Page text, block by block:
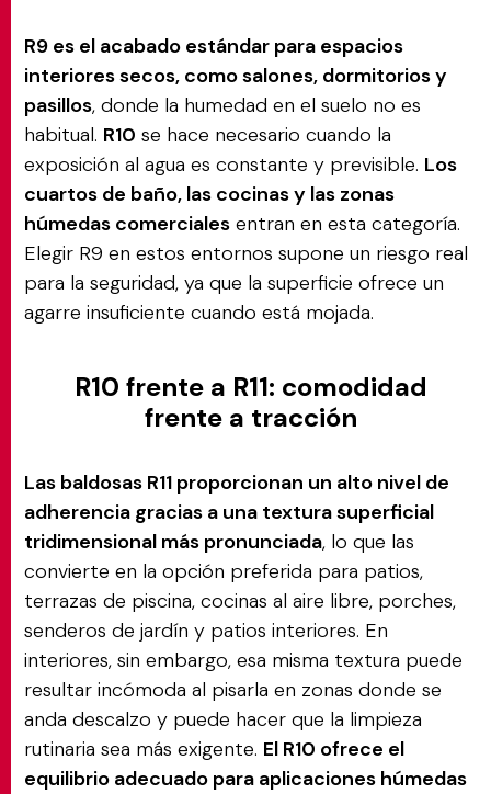
R9 es el acabado estándar para espacios
interiores secos, como salones, dormitorios y
pasillos, donde la humedad en el suelo no es
habitual. R10 se hace necesario cuando la
exposición al agua es constante y previsible. Los
cuartos de baño, las cocinas y las zonas
húmedas comerciales entran en esta categoría.
Elegir R9 en estos entornos supone un riesgo real
para la seguridad, ya que la superficie ofrece un
agarre insuficiente cuando está mojada.
R10 frente a R11: comodidad
frente a tracción
Las baldosas R11 proporcionan un alto nivel de
adherencia gracias a una textura superficial
tridimensional más pronunciada, lo que las
convierte en la opción preferida para patios,
terrazas de piscina, cocinas al aire libre, porches,
senderos de jardín y patios interiores. En
interiores, sin embargo, esa misma textura puede
resultar incómoda al pisarla en zonas donde se
anda descalzo y puede hacer que la limpieza
rutinaria sea más exigente. El R10 ofrece el
equilibrio adecuado para aplicaciones húmedas